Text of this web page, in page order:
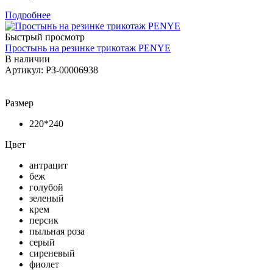
Подробнее
Быстрый просмотр
Простынь на резинке трикотаж PENYE
В наличии
Артикул: РЗ-00006938
Размер
220*240
Цвет
антрацит
беж
голубой
зеленый
крем
персик
пыльная роза
серый
сиреневый
фиолет